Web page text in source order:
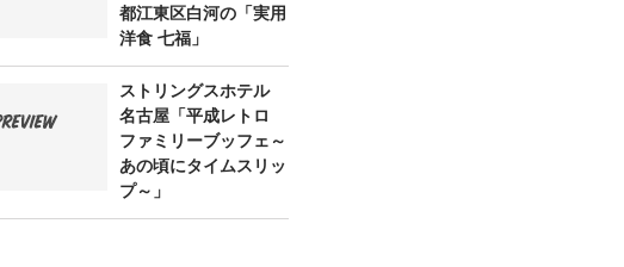
都江東区白河の「実用
洋食 七福」
ストリングスホテル
名古屋「平成レトロ
ファミリーブッフェ～
あの頃にタイムスリッ
プ～」